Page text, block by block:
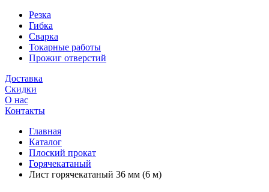
Резка
Гибка
Сварка
Токарные работы
Прожиг отверстий
Доставка
Скидки
О нас
Контакты
Главная
Каталог
Плоский прокат
Горячекатаный
Лист горячекатаный 36 мм (6 м)